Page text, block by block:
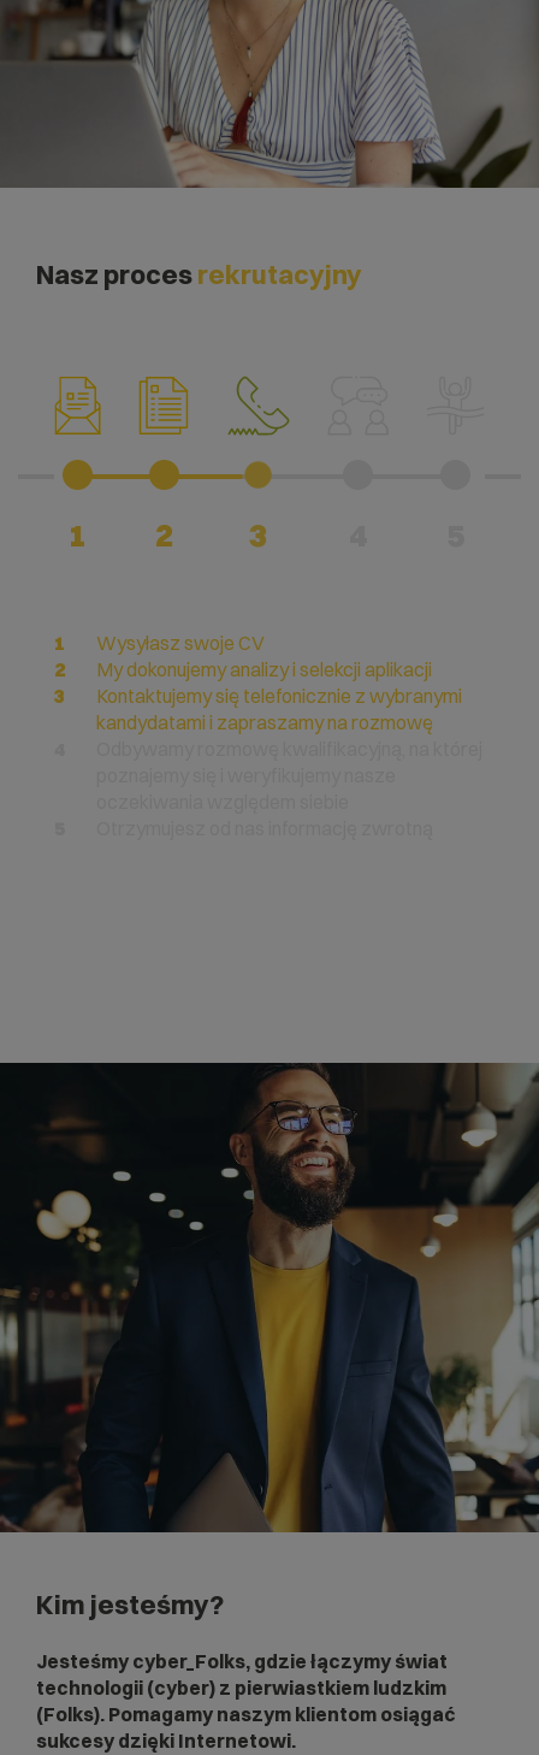
Nasz procesrekrutacyjny
1 2 3
Wysyłasz swoje CV
My dokonujemy analizy i selekcji aplikacji
Kontaktujemy się telefonicznie z wybranymi
kandydatami i zapraszamy na rozmowę
Kim jesteśmy?
Jesteśmy cyber_Folks, gdzie łączymy świat
technologii (cyber) z pierwiastkiem ludzkim
(Folks). Pomagamy naszym klientom osiągać
sukcesy dzięki Internetowi.